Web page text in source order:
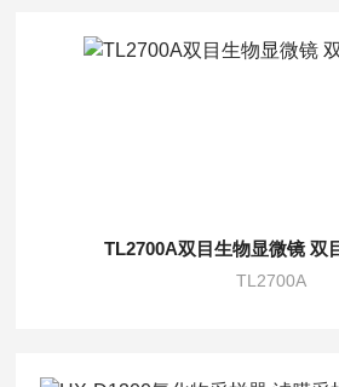
TL2700A双目生物显微镜 双
TL2700A